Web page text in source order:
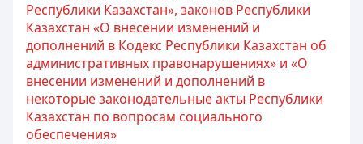
Республики Казахстан», законов Республики
Казахстан «О внесении изменений и
дополнений в Кодекс Республики Казахстан об
административных правонарушениях» и «О
внесении изменений и дополнений в
некоторые законодательные акты Республики
Казахстан по вопросам социального
обеспечения»